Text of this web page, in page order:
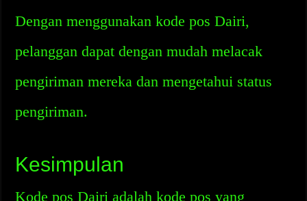
Dengan menggunakan kode pos Dairi,
pelanggan dapat dengan mudah melacak
pengiriman mereka dan mengetahui status
pengiriman.
Kesimpulan
Kode pos Dairi adalah kode pos yang